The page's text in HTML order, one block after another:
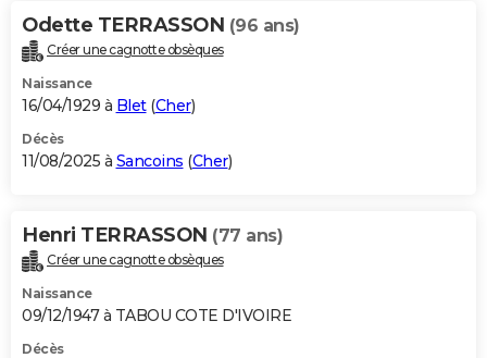
Odette TERRASSON (96 ans)
Créer une cagnotte obsèques
Naissance
16/04/1929 à Blet(Cher)
Décès
11/08/2025 à Sancoins (Cher)
Henri TERRASSON (77 ans)
Créer une cagnotte obsèques
Naissance
09/12/1947 à TABOU COTE D'IVOIRE
Décès